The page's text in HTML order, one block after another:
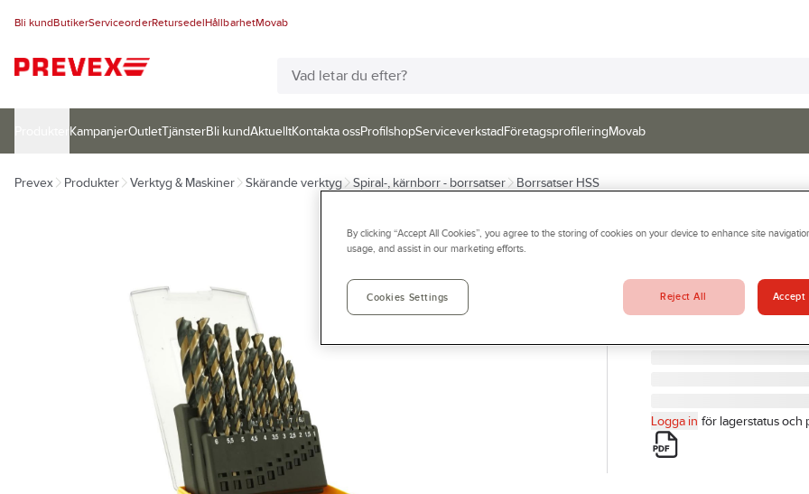
Bli kundButikerServiceorderRetursedelHållbarhetMovab
KampanjerOutletTjänsterBli kundAktuelltKontakta ossProfilshopServiceverkstadFöretagsprofileringMovab
Prevex Produkter Verktyg & Maskiner Skärande verktyg Spiral-, kärnborr - borrsatser Borrsatser HSS
IRONSIDE
Borrkassett
BORRKASSETT
Artikelnr: 926517
Logga in för lagerstatus och
By clicking “Accept All Cookies”, you agree to the storing of cookies on your device to enhance site
usage, and assist in our marketing efforts.
Cookies Settings Reject All Accept